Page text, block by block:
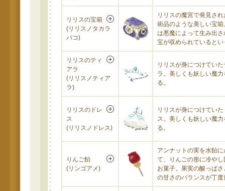
リリスの宝箱
(リリスノタカラ
バコ)
リリスの魔宮で発見さ
術品のような美しい宝箱
は悪魔によって生み出さ
宝が収められているとい
リリスのティ
アラ
(リリスノティア
ラ)
リリスが身につけてい
ラ。美しくも妖しい魔力
る。
リリスのドレ
ス
(リリスノドレス)
リリスが身につけていた
ス。美しくも妖しい魔力
る。
りんご飴
(リンゴアメ)
アンナットの実を水飴に
て、りんごの形に冷やし
お菓子。果実の酸っぱさ
の甘さのバランスが丁度